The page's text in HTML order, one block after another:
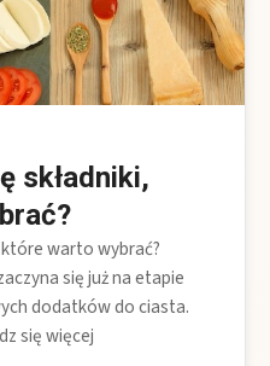
składniki,
warto wybrać?
się już na etapie
dodatków do ciasta.
się więcej